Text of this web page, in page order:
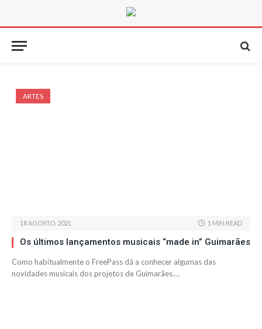
ARTES
18 AGOSTO, 2021 1 MIN READ
Os últimos lançamentos musicais “made in” Guimarães
Como habitualmente o FreePass dá a conhecer algumas das
novidades musicais dos projetos de Guimarães.…